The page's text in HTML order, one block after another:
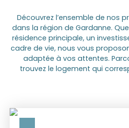
Découvrez l’ensemble de nos
dans la région de Gardanne.
résidence principale, un
cadre de vie, nous vous
adaptée à vos attentes.
trouvez le logement qui